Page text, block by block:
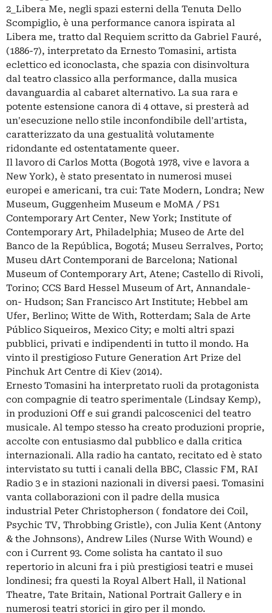
2_Libera Me, negli spazi esterni della Tenuta Dello
Scompiglio, è una performance canora ispirata al
Libera me, tratto dal Requiem scritto da Gabriel Fauré,
(1886-7), interpretato da Ernesto Tomasini, artista
eclettico ed iconoclasta, che spazia con disinvoltura
dal teatro classico alla performance, dalla musica
davanguardia al cabaret alternativo. La sua rara e
potente estensione canora di 4 ottave, si presterà ad
un'esecuzione nello stile inconfondibile dell'artista,
caratterizzato da una gestualità volutamente
ridondante ed ostentatamente queer.
Il lavoro di Carlos Motta (Bogotà 1978, vive e lavora a
New York), è stato presentato in numerosi musei
europei e americani, tra cui: Tate Modern, Londra; New
Museum, Guggenheim Museum e MoMA / PS1
Contemporary Art Center, New York; Institute of
Contemporary Art, Philadelphia; Museo de Arte del
Banco de la República, Bogotá; Museu Serralves, Porto;
Museu dArt Contemporani de Barcelona; National
Museum of Contemporary Art, Atene; Castello di Rivoli,
Torino; CCS Bard Hessel Museum of Art, Annandale-
on- Hudson; San Francisco Art Institute; Hebbel am
Ufer, Berlino; Witte de With, Rotterdam; Sala de Arte
Público Siqueiros, Mexico City; e molti altri spazi
pubblici, privati e indipendenti in tutto il mondo. Ha
vinto il prestigioso Future Generation Art Prize del
Pinchuk Art Centre di Kiev (2014).
Ernesto Tomasini ha interpretato ruoli da protagonista
con compagnie di teatro sperimentale (Lindsay Kemp),
in produzioni Off e sui grandi palcoscenici del teatro
musicale. Al tempo stesso ha creato produzioni proprie,
accolte con entusiasmo dal pubblico e dalla critica
internazionali. Alla radio ha cantato, recitato ed è stato
intervistato su tutti i canali della BBC, Classic FM, RAI
Radio 3 e in stazioni nazionali in diversi paesi. Tomasini
vanta collaborazioni con il padre della musica
industrial Peter Christopherson ( fondatore dei Coil,
Psychic TV, Throbbing Gristle), con Julia Kent (Antony
& the Johnsons), Andrew Liles (Nurse With Wound) e
con i Current 93. Come solista ha cantato il suo
repertorio in alcuni fra i più prestigiosi teatri e musei
londinesi; fra questi la Royal Albert Hall, il National
Theatre, Tate Britain, National Portrait Gallery e in
numerosi teatri storici in giro per il mondo.